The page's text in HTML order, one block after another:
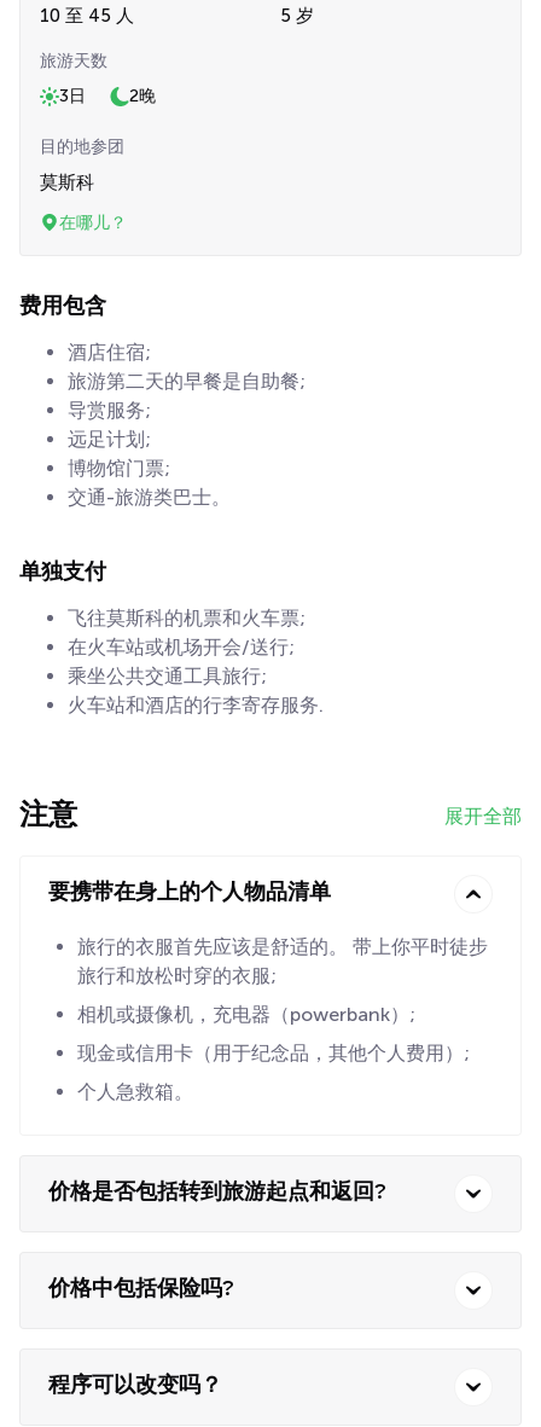
10 至 45 人 5 岁
旅游天数
3日
2晚
目的地参团
莫斯科
在哪儿？
费用包含
酒店住宿;
旅游第二天的早餐是自助餐;
导赏服务;
远足计划;
博物馆门票;
交通-旅游类巴士。
单独支付
飞往莫斯科的机票和火车票;
在火车站或机场开会/送行;
乘坐公共交通工具旅行;
火车站和酒店的行李寄存服务.
注意 展开全部
要携带在身上的个人物品清单
旅行的衣服首先应该是舒适的。 带上你平时徒步
旅行和放松时穿的衣服;
相机或摄像机，充电器（powerbank）;
现金或信用卡（用于纪念品，其他个人费用）;
个人急救箱。
价格是否包括转到旅游起点和返回?
价格中包括保险吗?
程序可以改变吗？